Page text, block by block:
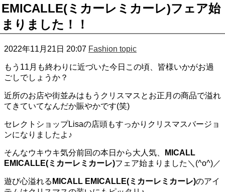
EMICALLE(ミカーレミカーレ)フェア始
まりました！！
2022年11月21日 20:07 Fashion topic
もう11月も終わりに近づいた今日この頃、皆様いかがお過
ごしでしょうか？
近所のお店や街並みはもうクリスマスとお正月の商品で溢れ
てきていてなんだか賑やかです(笑)
セレクトショップLisaの店頭もすっかりクリスマスバージョ
ンになりましたよ♪
そんなウキウキ気分前回の本日から大人気、
MICALL
EMICALLE(ミカーレミカーレ)フェア始まりました＼(^o^)／
遊び心溢れる MICALL EMICALLE(ミカーレミカーレ)のアイ